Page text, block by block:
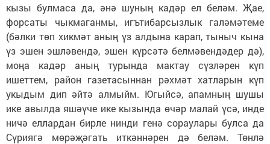
кызы булмаса да, әнә шуның кадәр ел беләм. Җае,
форсаты чыкмаганмы, игътибарсызлык галәмәтеме
(бәлки төп хикмәт аның үз алдына карап, тыныч кына
үз эшен эшләвендә, эшен күрсәтә белмәвендәдер дә),
моңа кадәр аның турында мактау сүзләрен күп
ишеттем, район газетасыннан рәхмәт хатларын күп
укыдым дип әйтә алмыйм. Югыйсә, апамның шушы
ике авылда яшәүче ике кызында өчәр малай үсә, инде
ничә еллардан бирле нинди генә сораулары булса да
Сүриягә мөрәҗәгать иткәннәрен дә беләм. Төнлә